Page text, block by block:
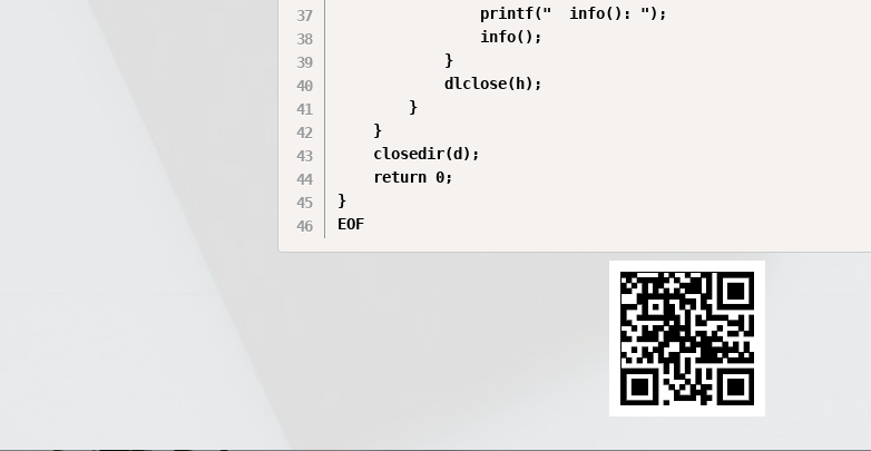
                printf("  info(): ");
                info();
            }
            dlclose(h);
        }
    }
    closedir(d);
    return 0;
}
EOF